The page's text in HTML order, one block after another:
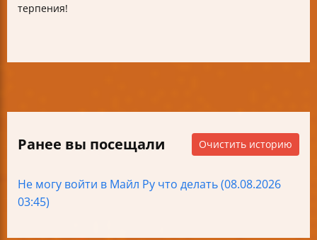
терпения!
Ранее вы посещали Очистить историю
Не могу войти в Майл Ру что делать (08.08.2026
03:45)